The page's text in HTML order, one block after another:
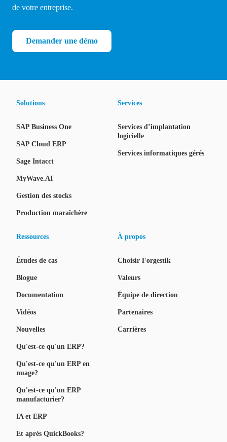
de votre entreprise.
Demander une démo
Solutions
SAP Business One
SAP Cloud ERP
Sage Intacct
MyWave.AI
Gestion des stocks
Production maraîchère
Services
Services d’implantation
logicielle
Services informatiques gérés
Ressources
Études de cas
Blogue
Documentation
Vidéos
Nouvelles
Qu'est-ce qu'un ERP?
Qu'est-ce qu'un ERP en
nuage?
Qu'est-ce qu'un ERP
manufacturier?
IA et ERP
Et après QuickBooks?
À propos
Choisir Forgestik
Valeurs
Équipe de direction
Partenaires
Carrières